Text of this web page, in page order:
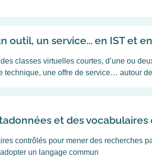
outil, un service... en IST et
classes virtuelles courtes, d’une ou
technique, une offre de service… autour
et des
contrôlés pour mener des recherches
un langage commun